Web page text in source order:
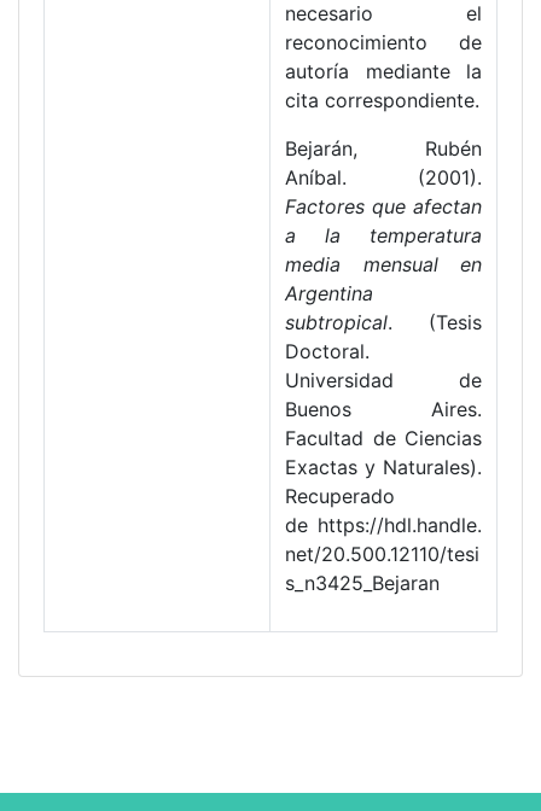
necesario el
reconocimiento de
autoría mediante la
cita correspondiente.
Bejarán, Rubén
Aníbal. (2001).
Factores que afectan
a la temperatura
media mensual en
Argentina
subtropical. (Tesis
Doctoral.
Universidad de
Buenos Aires.
Facultad de Ciencias
Exactas y Naturales).
Recuperado
de https://hdl.handle.
net/20.500.12110/tesi
s_n3425_Bejaran